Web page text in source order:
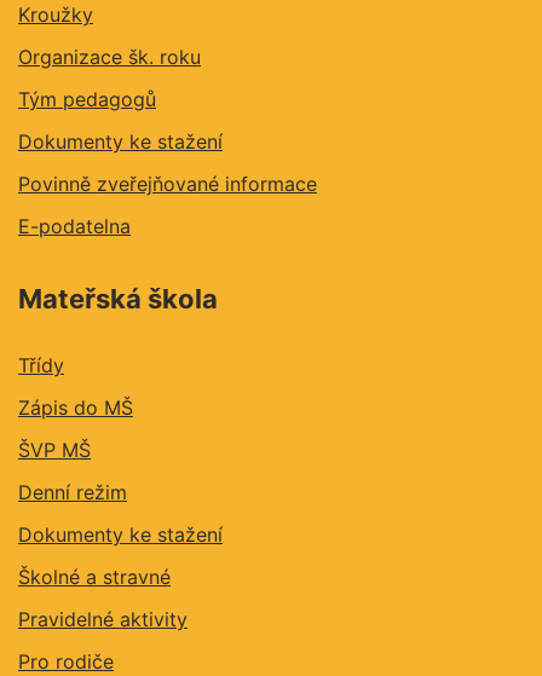
Kroužky
Organizace šk. roku
Tým pedagogů
Dokumenty ke stažení
Povinně zveřejňované informace
E-podatelna
Mateřská škola
Třídy
Zápis do MŠ
ŠVP MŠ
Denní režim
Dokumenty ke stažení
Školné a stravné
Pravidelné aktivity
Pro rodiče